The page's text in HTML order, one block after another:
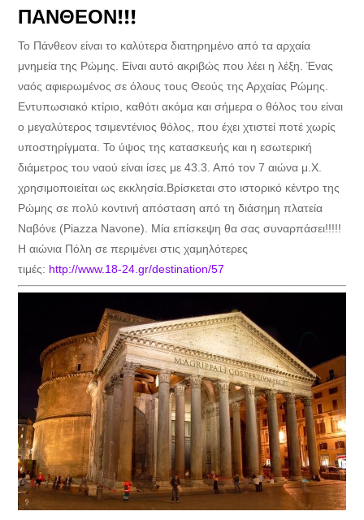
ΠΑΝΘΕΟΝ!!!
Το Πάνθεον είναι το καλύτερα διατηρημένο από τα αρχαία
μνημεία της Ρώμης. Είναι αυτό ακριβώς που λέει η λέξη. Ένας
ναός αφιερωμένος σε όλους τους Θεούς της Αρχαίας Ρώμης.
Εντυπωσιακό κτίριο, καθότι ακόμα και σήμερα ο θόλος του είναι
ο μεγαλύτερος τσιμεντένιος θόλος, που έχει χτιστεί ποτέ χωρίς
υποστηρίγματα. Το ύψος της κατασκευής και η εσωτερική
διάμετρος του ναού είναι ίσες με 43.3. Από τον 7 αιώνα μ.Χ.
χρησιμοποιείται ως εκκλησία.Βρίσκεται στο ιστορικό κέντρο της
Ρώμης σε πολύ κοντινή απόσταση από τη διάσημη πλατεία
Ναβόνε (Piazza Navone). Μία επίσκεψη θα σας συναρπάσει!!!!!
Η αιώνια Πόλη σε περιμένει στις χαμηλότερες
τιμές: http://www.18-24.gr/destination/57